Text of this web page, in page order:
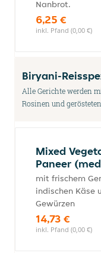
Nanbrot.
6,25 €
inkl. Pfand (0,00 €)
Biryani-
Alle Gerichte werden
Rosinen und
Mixed
Paneer
mit frischem
indischen Käse
Gewürzen
14,73 €
inkl. Pfand (0,00 €)